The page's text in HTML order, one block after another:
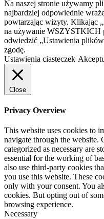
Na naszej stronie używamy
najbardziej odpowiednie
powtarzając wizyty. Klikając
na używanie WSZYSTKICH
odwiedzić „Ustawienia
zgodę.
Ustawienia ciasteczek
Close
Privacy Overview
This website uses cookies to
navigate through the website.
categorized as necessary are
essential for the working of
also use third-party cookies
you use this website. These
only with your consent. You
cookies. But opting out of
browsing experience.
Necessary